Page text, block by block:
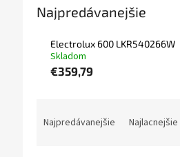
Najpredávanejšie
Electrolux 600 LKR540266W
Skladom
€359,79
Najpredávanejšie Najlacnejšie